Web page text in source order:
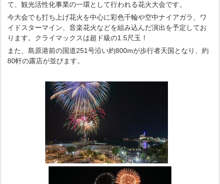
て、観光活性化事業の一環として行われる花火大会です。
今大会でも打ち上げ花火を中心に彩色千輪や空中ナイアガラ、ワ
イドスターマイン、音楽花火などを組み込んだ演出を予定してお
ります。クライマックスは超ド級の1.5尺玉！
また、島原港前の国道251号沿い約800mが歩行者天国となり、約
80軒の露店が並びます。